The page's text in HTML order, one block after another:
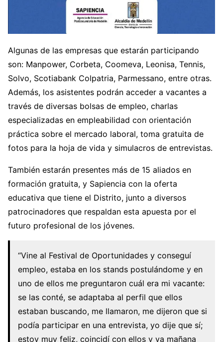
Algunas de las empresas que estarán participando
son: Manpower, Corbeta, Coomeva, Leonisa, Tennis,
Solvo, Scotiabank Colpatria, Parmessano, entre otras.
Además, los asistentes podrán acceder a vacantes a
través de diversas bolsas de empleo, charlas
especializadas en empleabilidad con orientación
práctica sobre el mercado laboral, toma gratuita de
fotos para la hoja de vida y simulacros de entrevistas.
También estarán presentes más de 15 aliados en
formación gratuita, y Sapiencia con la oferta
educativa que tiene el Distrito, junto a diversos
patrocinadores que respaldan esta apuesta por el
futuro profesional de los jóvenes.
“Vine al Festival de Oportunidades y conseguí
empleo, estaba en los stands postulándome y en
uno de ellos me preguntaron cuál era mi vacante:
se las conté, se adaptaba al perfil que ellos
estaban buscando, me llamaron, me dijeron que si
podía participar en una entrevista, yo dije que sí;
estoy muy feliz, coincidí con ellos y ya mañana